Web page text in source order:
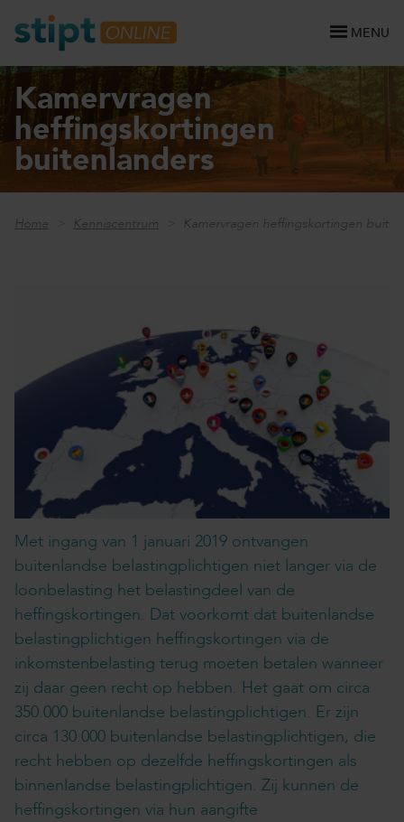
MENU
Kamervragen
heffingskortingen
buitenlanders
Home Kenniscentrum Kamervragen heffingskortingen
Met ingang van 1 januari 2019 ontvangen
buitenlandse belastingplichtigen niet langer via de
loonbelasting het belastingdeel van de
heffingskortingen. Dat voorkomt dat buitenlandse
belastingplichtigen heffingskortingen via de
inkomstenbelasting terug moeten betalen wanneer
zij daar geen recht op hebben. Het gaat om circa
350.000 buitenlandse belastingplichtigen. Er zijn
circa 130.000 buitenlandse belastingplichtigen, die
recht hebben op dezelfde heffingskortingen als
binnenlandse belastingplichtigen. Zij kunnen de
heffingskortingen via hun aangifte